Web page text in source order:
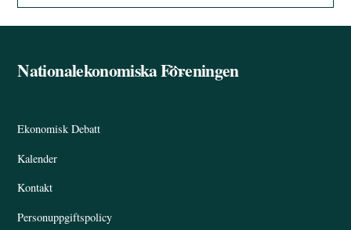
Back
Nationalekonomiska Föreningen
Ekonomisk Debatt
Kalender
Kontakt
Personuppgiftspolicy